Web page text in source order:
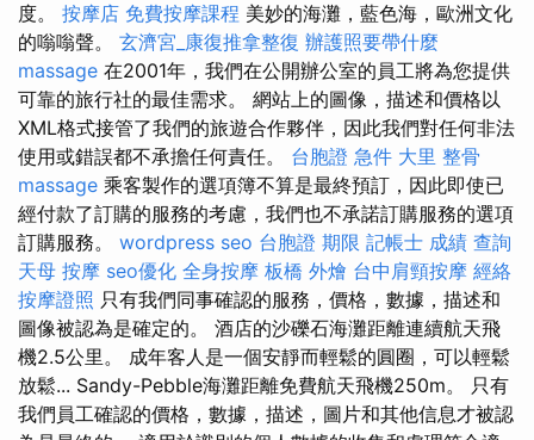
度。 按摩店 免費按摩課程 美妙的海灘，藍色海，歐洲文化
的嗡嗡聲。 玄濟宮_康復推拿整復 辦護照要帶什麼
massage 在2001年，我們在公開辦公室的員工將為您提供
可靠的旅行社的最佳需求。 網站上的圖像，描述和價格以
XML格式接管了我們的旅遊合作夥伴，因此我們對任何非法
使用或錯誤都不承擔任何責任。 台胞證 急件 大里 整骨
massage 乘客製作的選項簿不算是最終預訂，因此即使已
經付款了訂購的服務的考慮，我們也不承諾訂購服務的選項
訂購服務。 wordpress seo 台胞證 期限 記帳士 成績 查詢
天母 按摩 seo優化 全身按摩 板橋 外燴 台中肩頸按摩 經絡
按摩證照 只有我們同事確認的服務，價格，數據，描述和
圖像被認為是確定的。 酒店的沙礫石海灘距離連續航天飛
機2.5公里。 成年客人是一個安靜而輕鬆的圓圈，可以輕鬆
放鬆... Sandy-Pebble海灘距離免費航天飛機250m。 只有
我們員工確認的價格，數據，描述，圖片和其他信息才被認